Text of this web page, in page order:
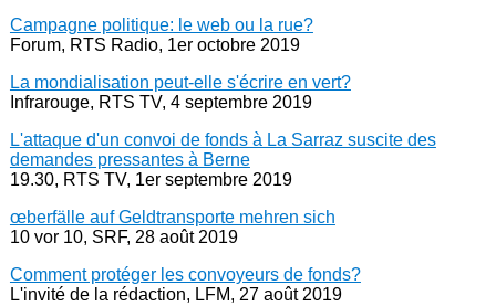
Campagne politique: le web ou la rue?
Forum, RTS Radio, 1er octobre 2019
La mondialisation peut-elle s'écrire en vert?
Infrarouge, RTS TV, 4 septembre 2019
L'attaque d'un convoi de fonds à La Sarraz suscite des
demandes pressantes à Berne
19.30, RTS TV, 1er septembre 2019
œberfälle auf Geldtransporte mehren sich
10 vor 10, SRF, 28 août 2019
Comment protéger les convoyeurs de fonds?
L'invité de la rédaction, LFM, 27 août 2019